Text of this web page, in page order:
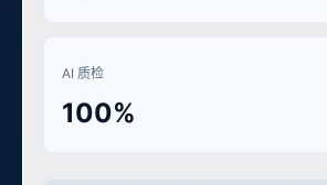
AI 质检
100%